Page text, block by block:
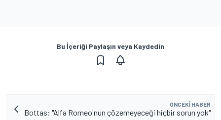
Bu İçeriği Paylaşın veya Kaydedin
ÖNCEKI HABER
Bottas: "Alfa Romeo'nun çözemeyeceği hiçbir sorun yok"